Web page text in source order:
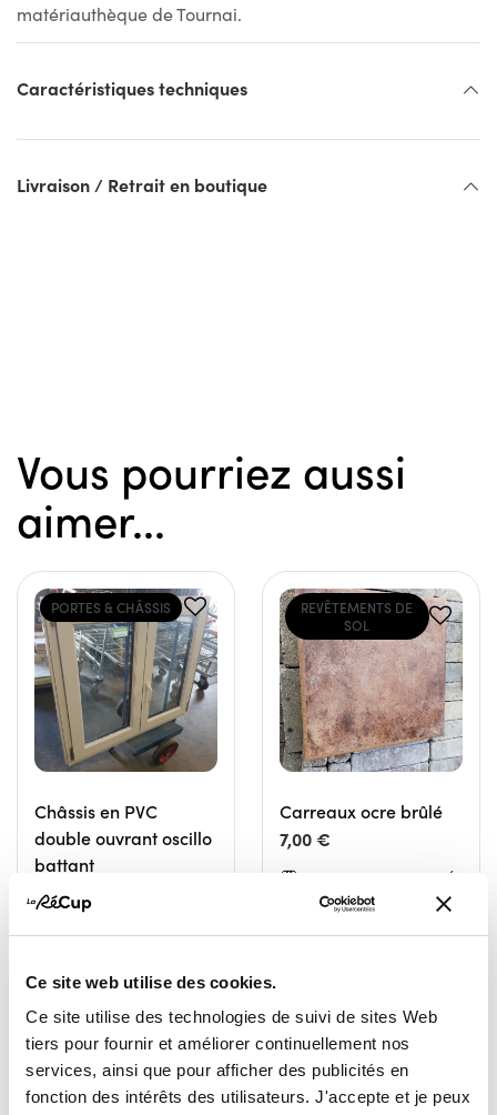
Ce site web utilise des cookies.
Ce site utilise des technologies de suivi de sites Web
tiers pour fournir et améliorer continuellement nos
services, ainsi que pour afficher des publicités en
fonction des intérêts des utilisateurs. J'accepte et je peux
matériauthèque de Tournai.
Caractéristiques techniques
Livraison / Retrait en boutique
Vous pourriez aussi
aimer...
PORTES & CHÂSSIS
Châssis en PVC
double ouvrant oscillo
battant
60,00 €
RESSOURCERIE LE CARRÉ
REVÊTEMENTS DE
SOL
Carreaux ocre brûlé
7,00 €
RESSOURCERIE LE CARRÉ
TOURNAI